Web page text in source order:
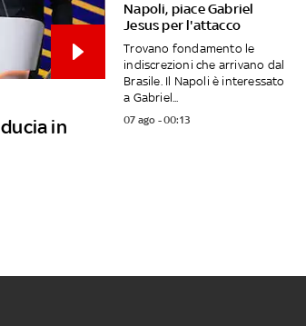
in
Napoli, piace Gabriel
Jesus per l'attacco
Trovano fondamento le
indiscrezioni che arrivano dal
Brasile. Il Napoli è interessato
a Gabriel...
07 ago - 00:13